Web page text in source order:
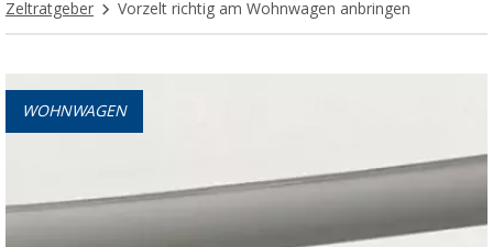
Zeltratgeber Vorzelt richtig am Wohnwagen anbringen
WOHNWAGEN